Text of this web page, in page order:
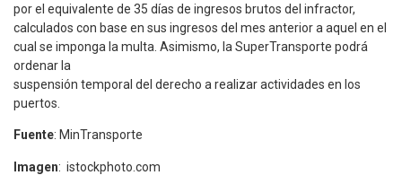
por el equivalente de 35 días de ingresos brutos del infractor,
calculados con base en sus ingresos del mes anterior a aquel en el
cual se imponga la multa. Asimismo, la SuperTransporte podrá
ordenar la
suspensión temporal del derecho a realizar actividades en los
puertos.
Fuente: MinTransporte
Imagen: istockphoto.com